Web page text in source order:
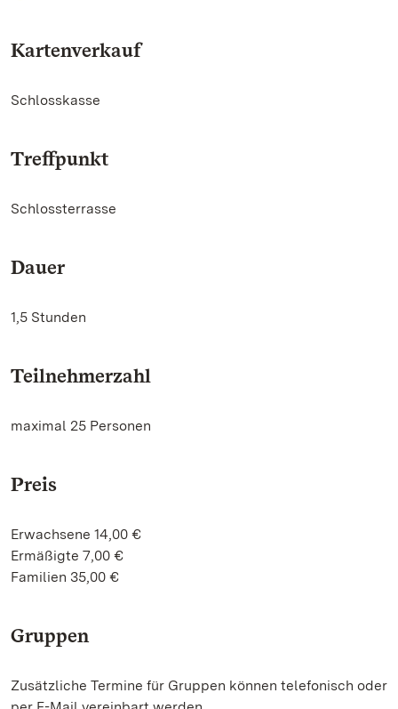
Kartenverkauf
Schlosskasse
Treffpunkt
Schlossterrasse
Dauer
1,5 Stunden
Teilnehmerzahl
maximal 25 Personen
Preis
Erwachsene 14,00 €
Ermäßigte 7,00 €
Familien 35,00 €
Gruppen
Zusätzliche Termine für Gruppen können telefonisch oder